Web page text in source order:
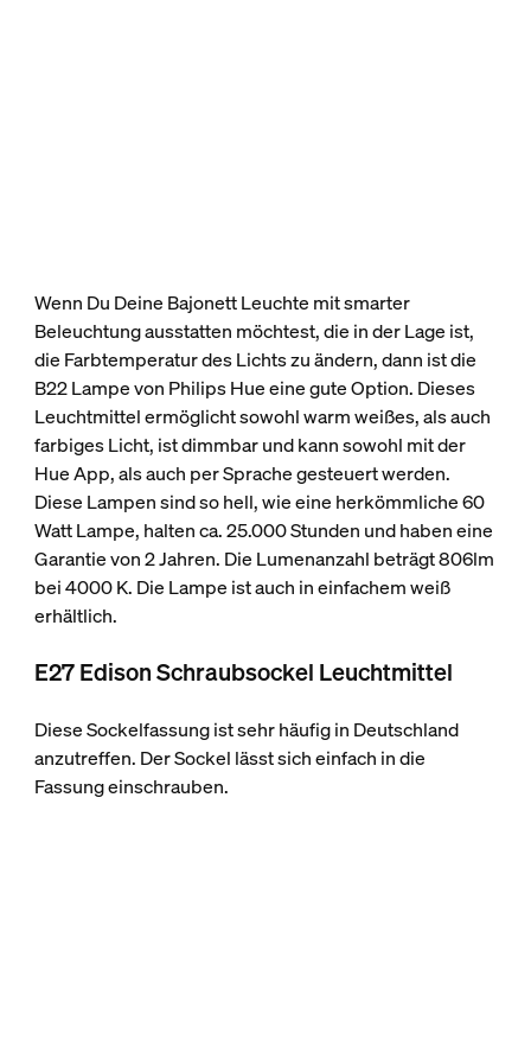
Wenn Du Deine Bajonett Leuchte mit smarter
Beleuchtung ausstatten möchtest, die in der Lage ist,
die Farbtemperatur des Lichts zu ändern, dann ist die
B22 Lampe von Philips Hue eine gute Option. Dieses
Leuchtmittel ermöglicht sowohl warm weißes, als auch
farbiges Licht, ist dimmbar und kann sowohl mit der
Hue App, als auch per Sprache gesteuert werden.
Diese Lampen sind so hell, wie eine herkömmliche 60
Watt Lampe, halten ca. 25.000 Stunden und haben eine
Garantie von 2 Jahren. Die Lumenanzahl beträgt 806lm
bei 4000 K. Die Lampe ist auch in einfachem weiß
erhältlich.
E27 Edison Schraubsockel Leuchtmittel
Diese Sockelfassung ist sehr häufig in Deutschland
anzutreffen. Der Sockel lässt sich einfach in die
Fassung einschrauben.